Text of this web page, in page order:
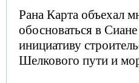
Рана Карта объехал
обосноваться в
инициативу
Шелкового пути и